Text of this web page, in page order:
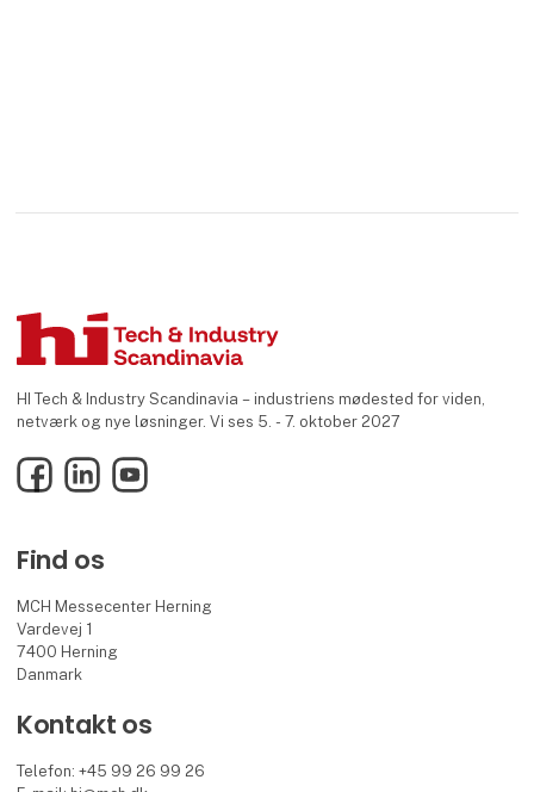
HI Tech & Industry Scandinavia – industriens mødested for viden,
netværk og nye løsninger. Vi ses 5. - 7. oktober 2027
FacebookLinkedInYouTube
Find os
MCH Messecenter Herning
Vardevej 1
7400 Herning
Danmark
Kontakt os
Telefon: +45 99 26 99 26